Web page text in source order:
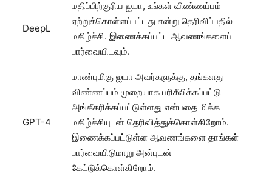
DeepL
மதிப்பிற்குரிய ஐயா, உங்கள் விண்ணப்பம்
ஏற்றுக்கொள்ளப்பட்டது என்று தெரிவிப்பதில்
மகிழ்ச்சி. இணைக்கப்பட்ட ஆவணங்களைப்
பார்வையிடவும்.
GPT-4
மாண்புமிகு ஐயா அவர்களுக்கு, தங்களது
விண்ணப்பம் முறையாக பரிசீலிக்கப்பட்டு
அங்கீகரிக்கப்பட்டுள்ளது என்பதை மிக்க
மகிழ்ச்சியுடன் தெரிவித்துக்கொள்கிறோம்.
இணைக்கப்பட்டுள்ள ஆவணங்களை தாங்கள்
பார்வையிடுமாறு அன்புடன்
கேட்டுக்கொள்கிறோம்.